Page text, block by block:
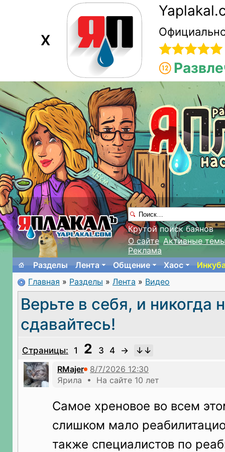
X
Крутой поиск баянов
О сайте Активные
Реклама
Разделы
Лента Общение Хаос
Главная » Разделы » Лента » Видео
Верьте в себя, и никогда
сдавайтесь!
Страницы: 1 2 3 4
→
RMajer
Ярила • На сайте 10 лет
Самое хреновое во всем
слишком мало
также специалистов по